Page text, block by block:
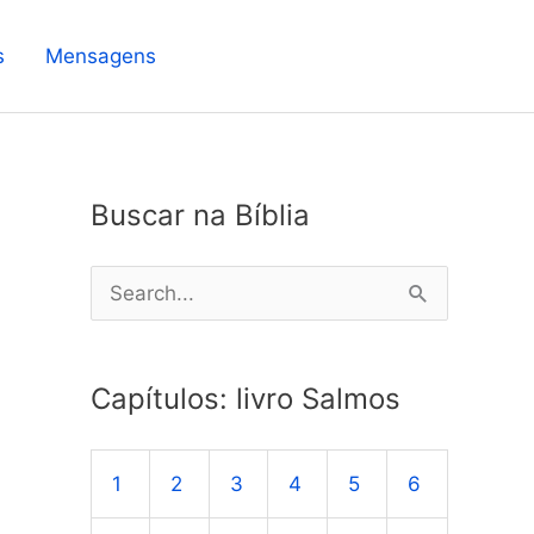
Mensagens
Buscar na Bíblia
e
q
u
Capítulos: livro Salmos
1 2 3 4 5 6